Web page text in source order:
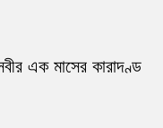
এক মাসের কারাদণ্ড